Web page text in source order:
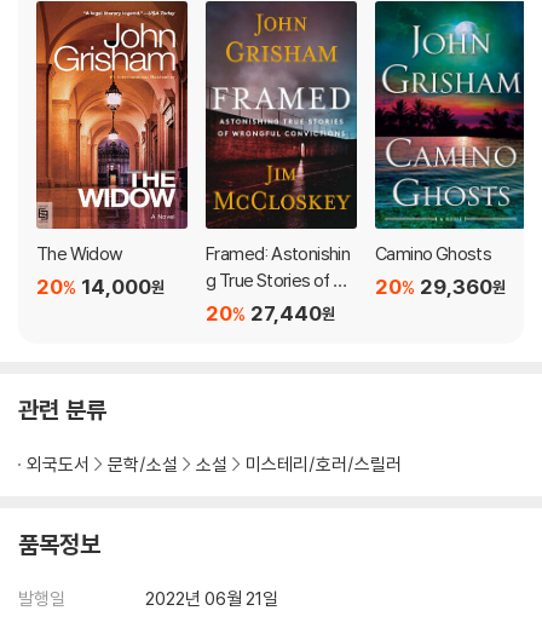
The Widow
14,000원
20%
Framed: Astonishin
g True Stories of Wr
ongful Convictions
27,440원
20%
Camino Ghosts
29,360원
20%
관련 분류
외국도서 문학/소설 소설 미스테리/호러/스릴러
품목정보
발행일
2022년 06월 21일